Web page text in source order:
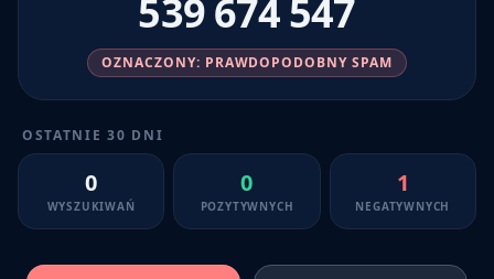
539 674 547
OZNACZONY: PRAWDOPODOBNY SPAM
OSTATNIE 30 DNI
0
WYSZUKIWAŃ
0
POZYTYWNYCH
1
NEGATYWNYCH